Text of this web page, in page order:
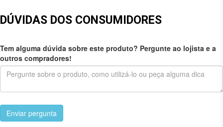
DÚVIDAS DOS CONSUMIDORES
Tem alguma dúvida sobre este produto? Pergunte ao lojista e a
outros compradores!
Enviar pergunta